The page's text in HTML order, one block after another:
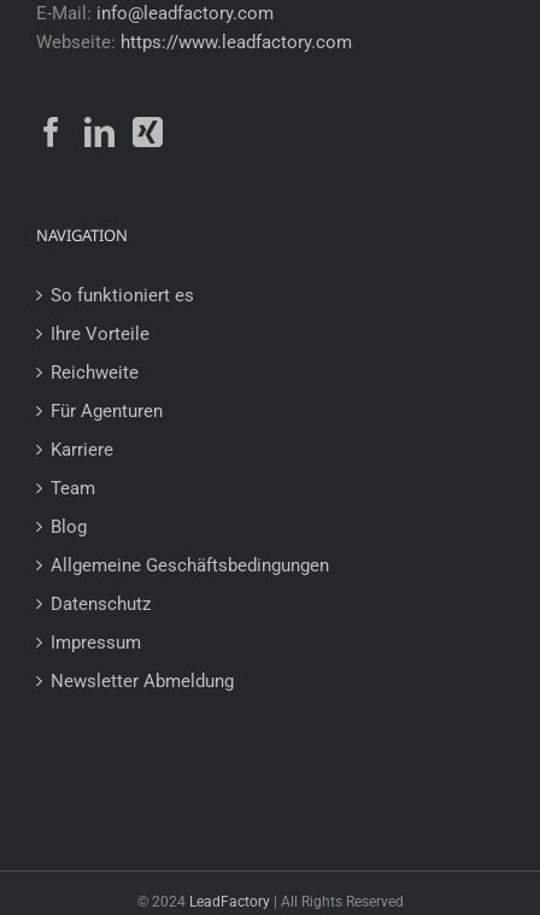
E-Mail: info@leadfactory.com
Webseite: https://www.leadfactory.com
NAVIGATION
So funktioniert es
Ihre Vorteile
Reichweite
Für Agenturen
Karriere
Team
Blog
Allgemeine Geschäftsbedingungen
Datenschutz
Impressum
Newsletter Abmeldung
© 2024 LeadFactory| All Rights Reserved